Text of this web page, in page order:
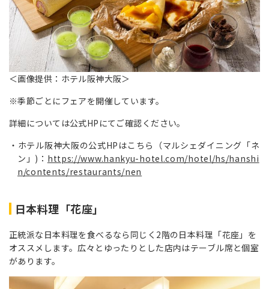
＜画像提供：ホテル阪神大阪＞
※季節ごとにフェアを開催しています。
詳細については公式HPにてご確認ください。
ホテル阪神大阪の公式HPはこちら（マルシェダイニング「ネ
ン」)： https://www.hankyu-hotel.com/hotel/hs/hanshi
n/contents/restaurants/nen
日本料理「花座」
正統派な日本料理を食べるなら同じく2階の日本料理「花座」を
オススメします。広々とゆったりとした店内はテーブル席と個室
があります。